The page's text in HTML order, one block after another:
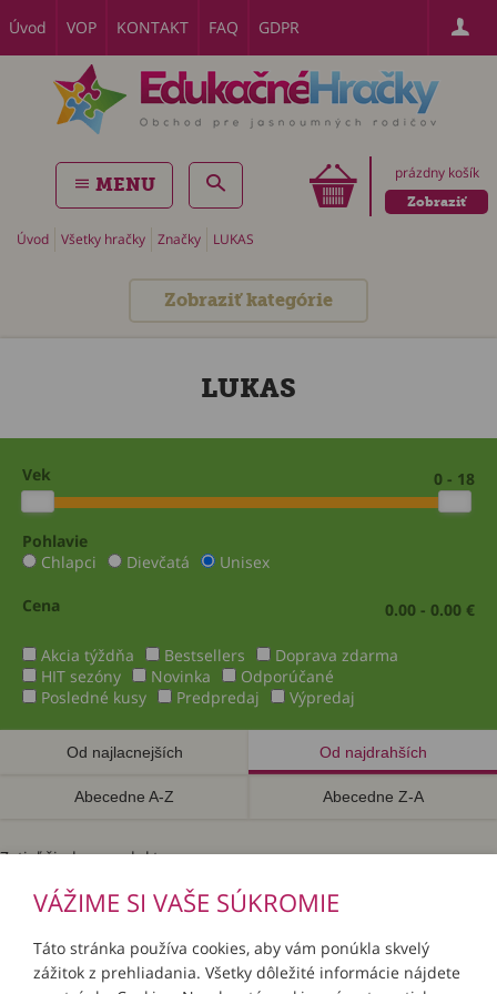
Úvod VOP KONTAKT FAQ GDPR
prázdny košík
Zobraziť
MENU
Úvod Všetky hračky Značky LUKAS
Zobraziť kategórie
LUKAS
Vek 0 - 18
Pohlavie
Chlapci
Dievčatá Unisex
Cena 0.00 - 0.00 €
Akcia týždňa Bestsellers
Doprava zdarma
HIT sezóny
Novinka
Odporúčané
Posledné kusy
Predpredaj Výpredaj
Od najlacnejších Od najdrahších
Abecedne A-Z Abecedne Z-A
Zatiaľ žiadne produkty.
INFORMÁCIE
VÁŽIME SI VAŠE SÚKROMIE
Táto stránka používa cookies, aby vám ponúkla skvelý
zážitok z prehliadania. Všetky dôležité informácie nájdete